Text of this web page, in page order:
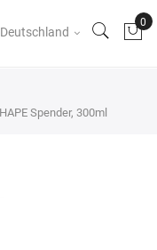
Deutschland
Spender, 300ml